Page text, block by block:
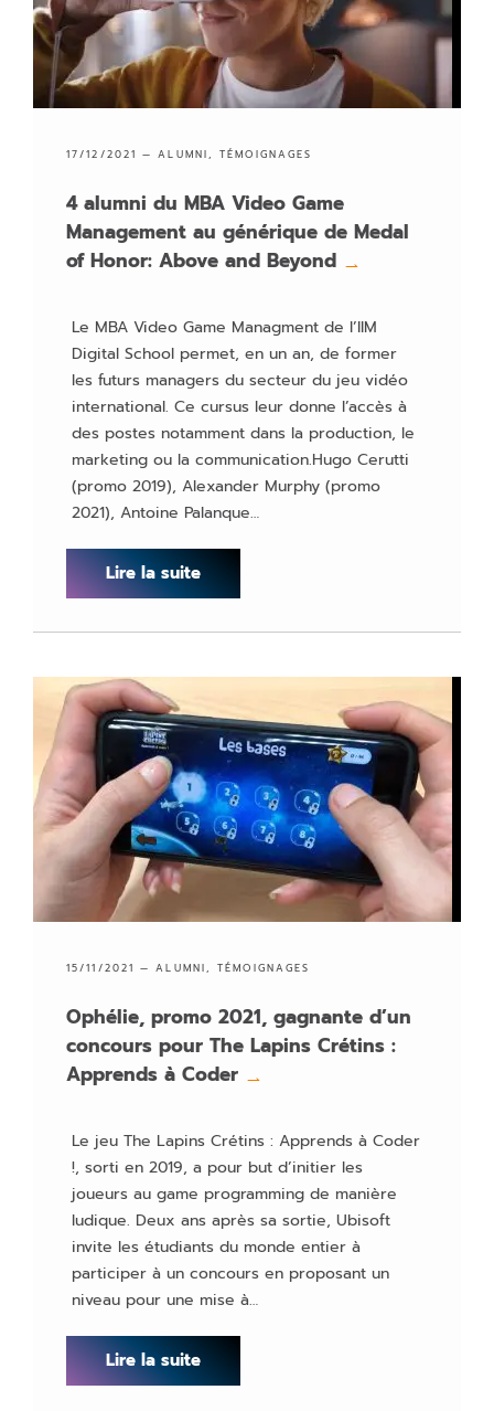
17/12/2021 —ALUMNI,TÉMOIGNAGES
4 alumni du MBA Video Game
Management au générique de Medal
of Honor: Above and Beyond →
Le MBA Video Game Managment de l’IIM
Digital School permet, en un an, de former
les futurs managers du secteur du jeu vidéo
international. Ce cursus leur donne l’accès à
des postes notamment dans la production, le
marketing ou la communication.Hugo Cerutti
(promo 2019), Alexander Murphy (promo
2021), Antoine Palanque…
Lire la suite
15/11/2021 —ALUMNI,TÉMOIGNAGES
Ophélie, promo 2021, gagnante d’un
concours pour The Lapins Crétins :
Apprends à Coder →
Le jeu The Lapins Crétins : Apprends à Coder
!, sorti en 2019, a pour but d’initier les
joueurs au game programming de manière
ludique. Deux ans après sa sortie, Ubisoft
invite les étudiants du monde entier à
participer à un concours en proposant un
niveau pour une mise à…
Lire la suite